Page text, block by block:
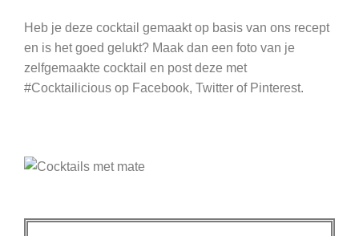
Heb je deze cocktail gemaakt op basis van ons recept
en is het goed gelukt? Maak dan een foto van je
zelfgemaakte cocktail en post deze met
#Cocktailicious op Facebook, Twitter of Pinterest.